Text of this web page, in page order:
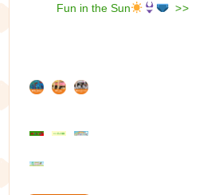
稿
ゲ
ー
ョ
Next
Fun in the Sun >>